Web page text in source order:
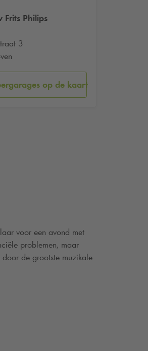
Philips
3
op de kaart
voor een avond met
problemen, maar
de grootste muzikale